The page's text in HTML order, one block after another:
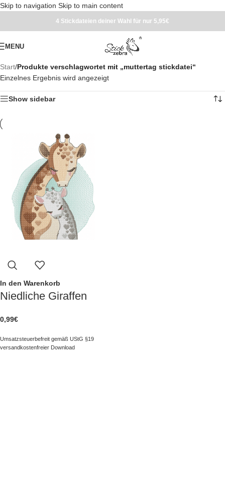
Skip to navigation Skip to main content
4 Stickdateien deiner Wahl für nur 5,95€
MENU
Start/Produkte verschlagwortet mit „muttertag stickdatei“
Einzelnes Ergebnis wird angezeigt
Show sidebar
In den Warenkorb
Niedliche Giraffen
0,99€
Umsatzsteuerbefreit gemäß UStG §19
versandkostenfreier Download